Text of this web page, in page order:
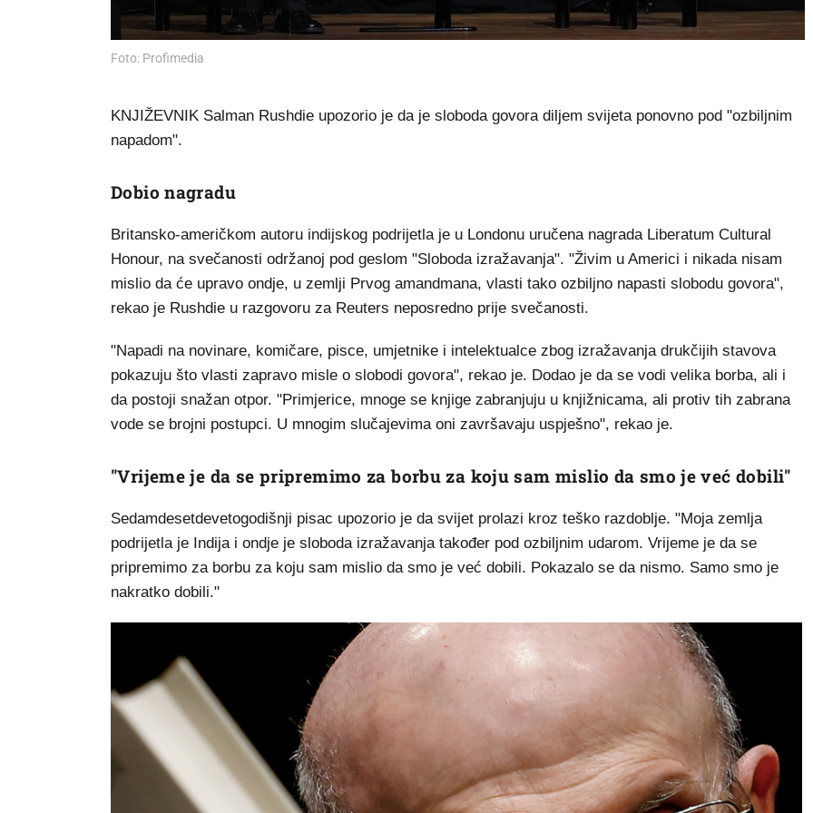
Foto: Profimedia
KNJIŽEVNIK Salman Rushdie upozorio je da je sloboda govora diljem svijeta ponovno pod "ozbiljnim
napadom".
Dobio nagradu
Britansko-američkom autoru indijskog podrijetla je u Londonu uručena nagrada Liberatum Cultural
Honour, na svečanosti održanoj pod geslom "Sloboda izražavanja". "Živim u Americi i nikada nisam
mislio da će upravo ondje, u zemlji Prvog amandmana, vlasti tako ozbiljno napasti slobodu govora",
rekao je Rushdie u razgovoru za Reuters neposredno prije svečanosti.
"Napadi na novinare, komičare, pisce, umjetnike i intelektualce zbog izražavanja drukčijih stavova
pokazuju što vlasti zapravo misle o slobodi govora", rekao je. Dodao je da se vodi velika borba, ali i
da postoji snažan otpor. "Primjerice, mnoge se knjige zabranjuju u knjižnicama, ali protiv tih zabrana
vode se brojni postupci. U mnogim slučajevima oni završavaju uspješno", rekao je.
"Vrijeme je da se pripremimo za borbu za koju sam mislio da smo je već dobili"
Sedamdesetdevetogodišnji pisac upozorio je da svijet prolazi kroz teško razdoblje. "Moja zemlja
podrijetla je Indija i ondje je sloboda izražavanja također pod ozbiljnim udarom. Vrijeme je da se
pripremimo za borbu za koju sam mislio da smo je već dobili. Pokazalo se da nismo. Samo smo je
nakratko dobili."